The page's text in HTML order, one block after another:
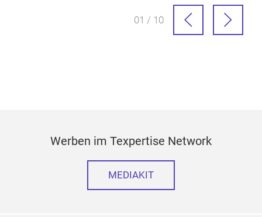
01 / 10
Werben im Texpertise Network
MEDIAKIT